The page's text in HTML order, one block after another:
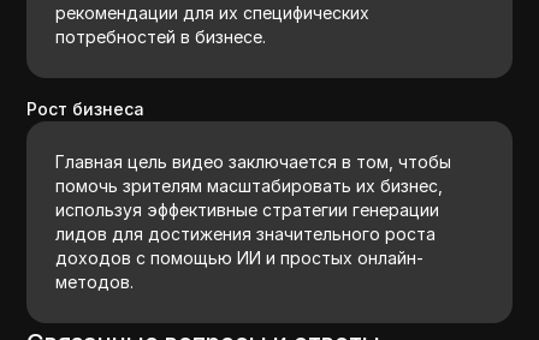
рекомендации для их специфических
потребностей в бизнесе.
Рост бизнеса
Главная цель видео заключается в том, чтобы
помочь зрителям масштабировать их бизнес,
используя эффективные стратегии генерации
лидов для достижения значительного роста
доходов с помощью ИИ и простых онлайн-
методов.